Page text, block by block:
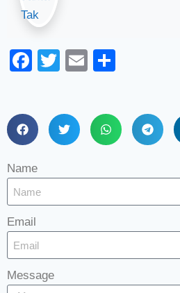
Facebook
TwitterEmail
Name
Email
Message